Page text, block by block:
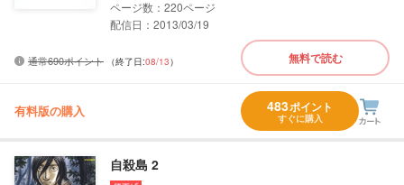
220
配信日：2013/03/19
通常690ポイント （終了日:08/13） 無料で読む
有料版の購入 483ポイント
すぐに購入
自殺島 2